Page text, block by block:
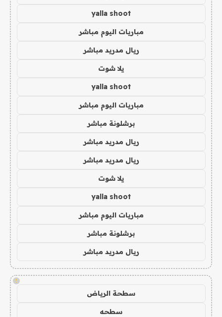
yalla shoot
مباريات اليوم مباشر
ريال مدريد مباشر
يلا شوت
yalla shoot
مباريات اليوم مباشر
برشلونة مباشر
ريال مدريد مباشر
ريال مدريد مباشر
يلا شوت
yalla shoot
مباريات اليوم مباشر
برشلونة مباشر
ريال مدريد مباشر
!
سطحة الرياض
سطحه